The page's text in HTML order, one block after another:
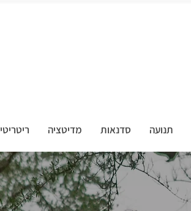
תנועה סדנאות מדיטציה